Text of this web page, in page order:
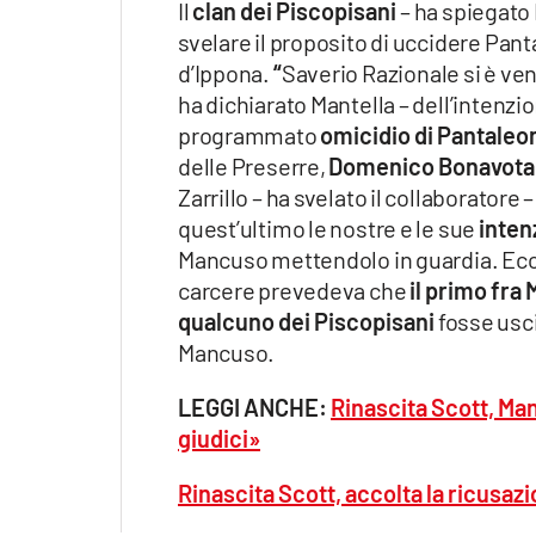
Il clan dei Piscopisani– ha
svelare il proposito di uccidere
d’Ippona. “Saverio Razionale si è
ha dichiarato Mantella –
programmatoomicidio di
delle Preserre,Domenico
Zarrillo – ha svelato il collaboratore
quest’ultimo le nostre e le sue
Mancuso mettendolo in guardia.
carcere prevedeva cheil primo fra
qualcuno dei Piscopisanifosse
Mancuso.
LEGGI ANCHE: Rinascita Scott,
giudici»
Rinascita Scott, accolta la